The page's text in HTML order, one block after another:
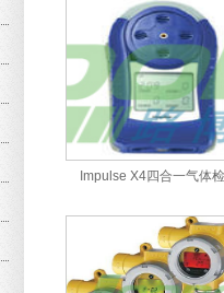
Impulse X4四合一气体